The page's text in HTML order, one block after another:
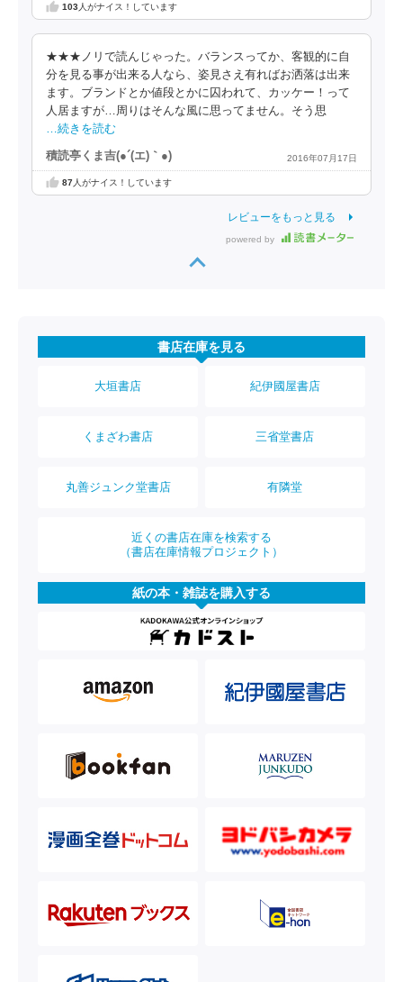
103人がナイス！しています
★★★ノリで読んじゃった。バランスってか、客観的に自
分を見る事が出来る人なら、姿見さえ有ればお洒落は出来
ます。ブランドとか値段とかに囚われて、カッケー！って
人居ますが…周りはそんな風に思ってません。そう思
…続きを読む
積読亭くま吉(●´(エ)｀●) 2016年07月17日
87人がナイス！しています
レビューをもっと見る
powered by
書店在庫を見る
大垣書店 紀伊國屋書店
くまざわ書店 三省堂書店
丸善ジュンク堂書店 有隣堂
近くの書店在庫を検索する
（書店在庫情報プロジェクト）
紙の本・雑誌を購入する